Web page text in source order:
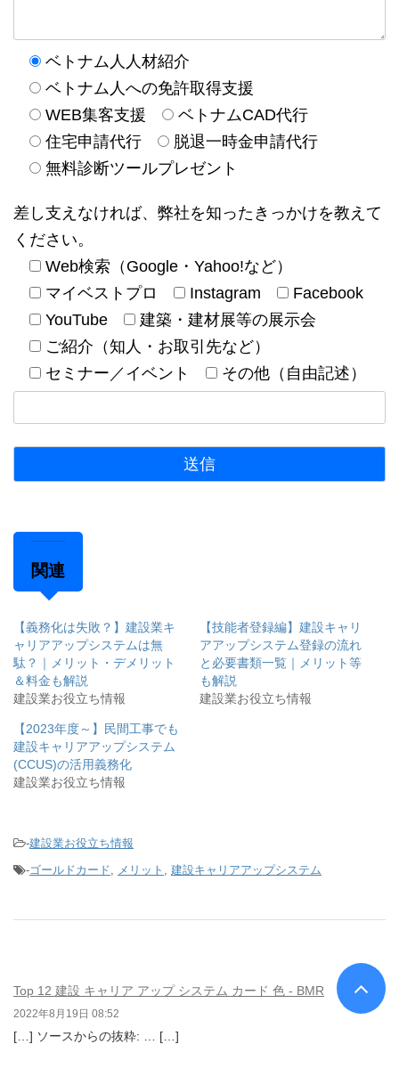
ベトナム人人材紹介
ベトナム人への免許取得支援
WEB集客支援
ベトナムCAD代行
住宅申請代行
脱退一時金申請代行
無料診断ツールプレゼント
差し支えなければ、弊社を知ったきっかけを教えて
ください。
Web検索（Google・Yahoo!など）
マイベストプロ
Instagram
Facebook
YouTube
建築・建材展等の展示会
ご紹介（知人・お取引先など）
セミナー／イベント
その他（自由記述）
関連
【義務化は失敗？】建設業キ
ャリアアップシステムは無
駄？｜メリット・デメリット
＆料金も解説
建設業お役立ち情報
【技能者登録編】建設キャリ
アアップシステム登録の流れ
と必要書類一覧｜メリット等
も解説
建設業お役立ち情報
【2023年度～】民間工事でも
建設キャリアアップシステム
(CCUS)の活用義務化
建設業お役立ち情報
-建設業お役立ち情報
-ゴールドカード メリット 建設キャリアアップシステム
Top 12 建設 キャリア アップ システム カード 色 - BMR
2022年8月19日 08:52
[…] ソースからの抜粋: … […]